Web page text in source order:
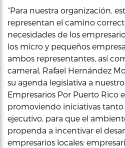
“Para nuestra organización,
representan el camino
necesidades de los
los micro y pequeños
ambos representantes, así
cameral, Rafael Hernández
su agenda legislativa a
Empresarios Por Puerto Rico
promoviendo iniciativas tanto
ejecutivo, para que el
propenda a incentivar el
empresarios locales: